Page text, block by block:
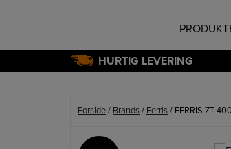
HURTIG LEVERING
Forside/ Brands/ Ferris/ FERRIS ZT